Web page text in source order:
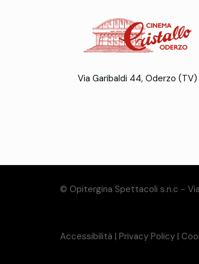
Via Garibaldi 44, Oderzo (TV)
© Opitergina Spettacoli s.n.c -
Accessibilità | Privacy Policy |